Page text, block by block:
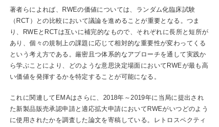
著者らによれば、RWEの価値については、ランダム化臨床試験
（RCT）との比較において議論を進めることが重要となる。つま
り、RWEとRCTは互いに補完的なもので、それぞれに長所と短所が
あり、個々の規制上の課題に応じて相対的な重要性が変わってくる
という考え方である。厳密且つ体系的なアプローチを通して実践か
ら学ぶことにより、どのような意思決定場面においてRWEが最も高
い価値を発揮するかを特定することが可能になる。
これに関連してEMAはさらに、2018年～2019年に当局に提出され
た新製品販売承認申請と適応拡大申請においてRWEがいつどのよう
に使用されたかを調査した論文を寄稿している。レトロスペクティ